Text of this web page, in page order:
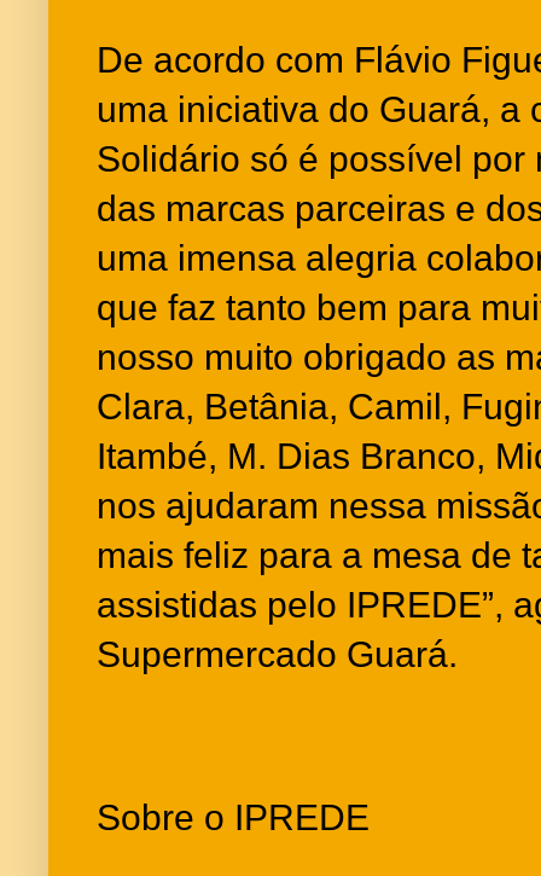
De acordo com Flávio
uma iniciativa do Guará, a
Solidário só é possível por
das marcas parceiras e
uma imensa alegria
que faz tanto bem para
nosso muito obrigado as
Clara, Betânia, Camil,
Itambé, M. Dias Branco,
nos ajudaram nessa
mais feliz para a mesa de
assistidas pelo IPREDE”,
Supermercado Guará.
Sobre o IPREDE